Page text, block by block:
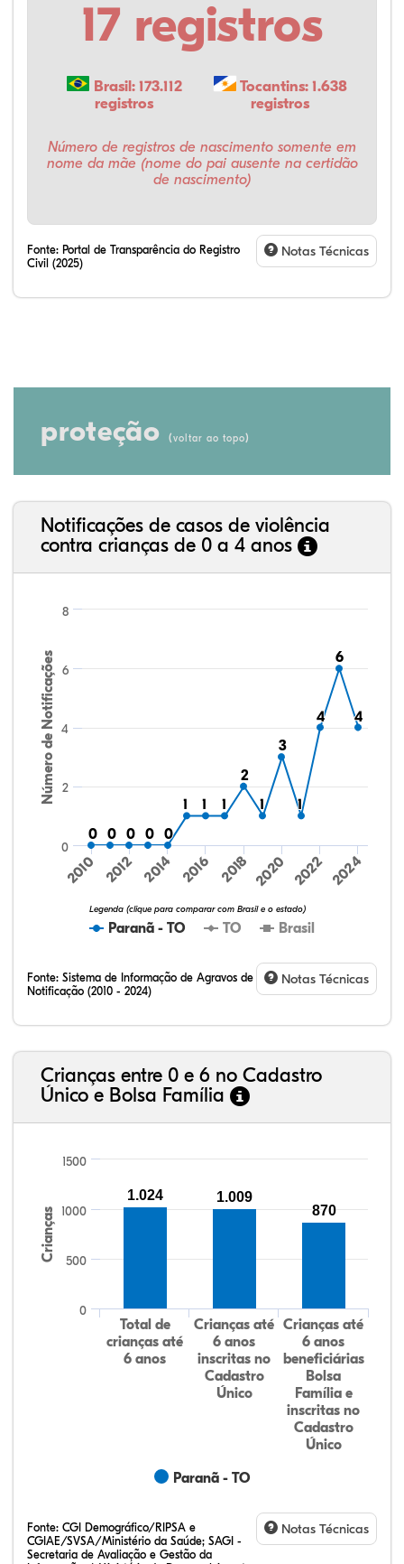
17 registros
Brasil: 173.112
registros
Tocantins: 1.638
registros
Número de registros de nascimento somente em
nome da mãe (nome do pai ausente na certidão
de nascimento)
Fonte: Portal de Transparência do Registro
Civil (2025)
Notas Técnicas
proteção (voltar ao topo)
Notificações de casos de violência
contra crianças de 0 a 4 anos
Número de Notificações
0
0 0
0 0
0 0
0 0
0
11 11 11
2
2
11
3
3
11
4
4
6
6
4
4
Paranã - TO TO Brasil
Legenda (clique para comparar com Brasil e o estado)
2010 2012 2014 2016 2018 2020 2022 2024
0
2
4
6
8
Fonte: Sistema de Informação de Agravos de
Notificação (2010 - 2024)
Notas Técnicas
Crianças entre 0 e 6 no Cadastro
Único e Bolsa Família
Crianças
Paranã - TO
Total de
crianças até
6 anos
Crianças até
6 anos
inscritas no
Cadastro
Único
Crianças até
6 anos
beneficiárias
Bolsa
Família e
inscritas no
Cadastro
Único
0
500
1000
1500
1.024
1.009
870
Fonte: CGI Demográfico/RIPSA e
CGIAE/SVSA/Ministério da Saúde; SAGI -
Secretaria de Avaliação e Gestão da
Notas Técnicas
13,05%
10,95%
1,68%
72,42%
1,68%
0,21%
32,57%
9,24%
0,46%
54,88%
1,27%
1,56%